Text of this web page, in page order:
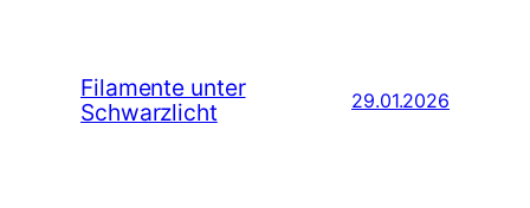
Filamente unter
Schwarzlicht
29.01.2026